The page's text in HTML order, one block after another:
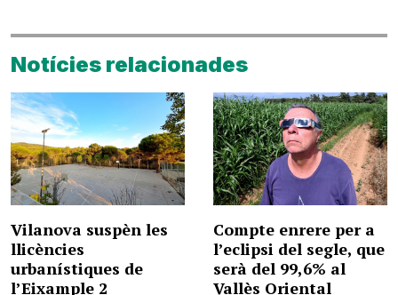
Notícies relacionades
Vilanova suspèn les
llicències
urbanístiques de
l’Eixample 2
Compte enrere per a
l’eclipsi del segle, que
serà del 99,6% al
Vallès Oriental